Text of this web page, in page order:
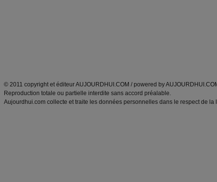
© 2011 copyright et éditeur AUJOURDHUI.COM / powered by
Reproduction totale ou partielle interdite sans accord préalable.
Aujourdhui.com collecte et traite les données personnelles dans le respect de